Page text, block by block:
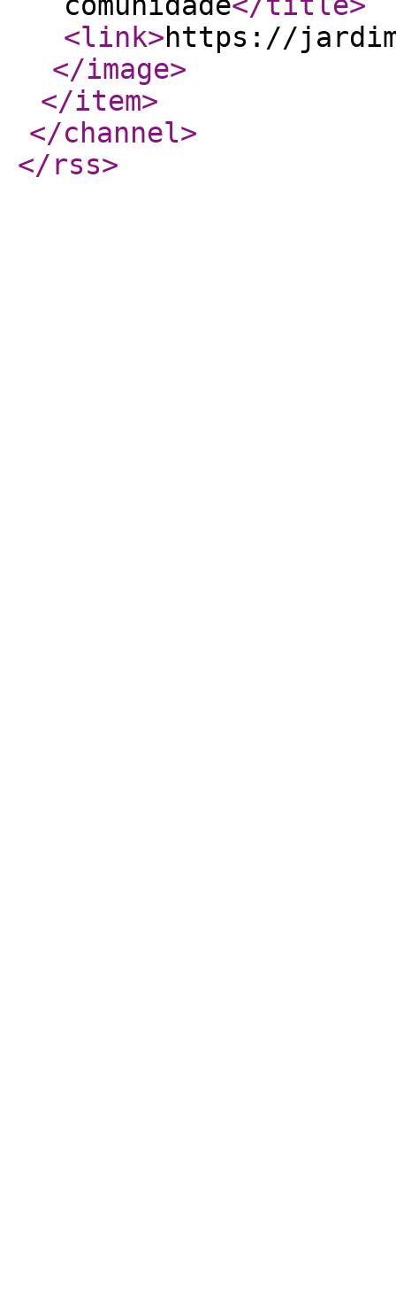
<link>https://
</image>
</item>
</channel>
</rss>